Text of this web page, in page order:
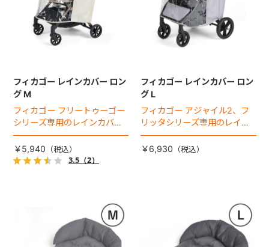
フィカゴー レインカバー ロン
グ M
フィカゴー フリートゥーゴー
シリーズ専用のレインカバ
ー。雨の日のお出かけも安
心。
￥5,940
3.5（2）
フィカゴー レインカバー ロン
グ L
フィカゴー アジャイル2、フ
リッタシリーズ専用のレイン
カバー。雨の日のお出かけも
安心。
￥6,930